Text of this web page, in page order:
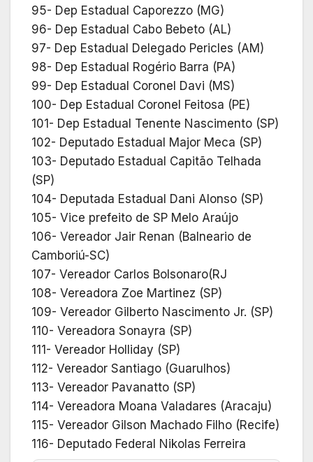
95- Dep Estadual Caporezzo (MG)
96- Dep Estadual Cabo Bebeto (AL)
97- Dep Estadual Delegado Pericles (AM)
98- Dep Estadual Rogério Barra (PA)
99- Dep Estadual Coronel Davi (MS)
100- Dep Estadual Coronel Feitosa (PE)
101- Dep Estadual Tenente Nascimento (SP)
102- Deputado Estadual Major Meca (SP)
103- Deputado Estadual Capitão Telhada
(SP)
104- Deputada Estadual Dani Alonso (SP)
105- Vice prefeito de SP Melo Araújo
106- Vereador Jair Renan (Balneario de
Camboriú-SC)
107- Vereador Carlos Bolsonaro(RJ
108- Vereadora Zoe Martinez (SP)
109- Vereador Gilberto Nascimento Jr. (SP)
110- Vereadora Sonayra (SP)
111- Vereador Holliday (SP)
112- Vereador Santiago (Guarulhos)
113- Vereador Pavanatto (SP)
114- Vereadora Moana Valadares (Aracaju)
115- Vereador Gilson Machado Filho (Recife)
116- Deputado Federal Nikolas Ferreira